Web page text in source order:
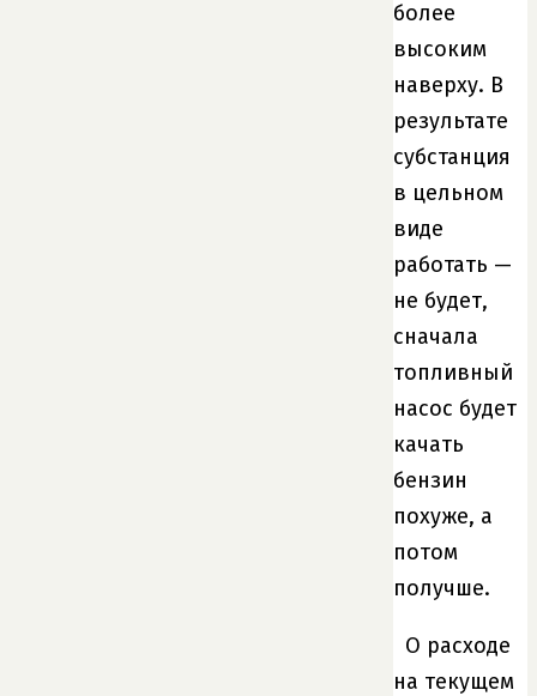
более
высоким
наверху. В
результате
субстанция
в цельном
виде
работать —
не будет,
сначала
топливный
насос будет
качать
бензин
похуже, а
потом
получше.
О расходе
на текущем